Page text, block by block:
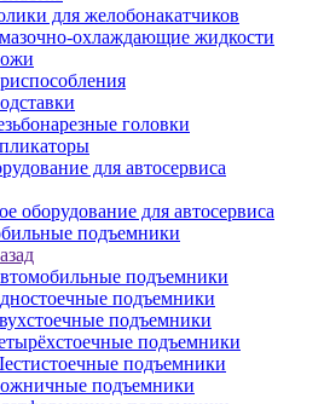
для желобонакатчиков
охлаждающие жидкости
головки
для автосервиса
оборудование для автосервиса
подъемники
подъемники
подъемники
подъемники
подъемники
подъемники
подъемники